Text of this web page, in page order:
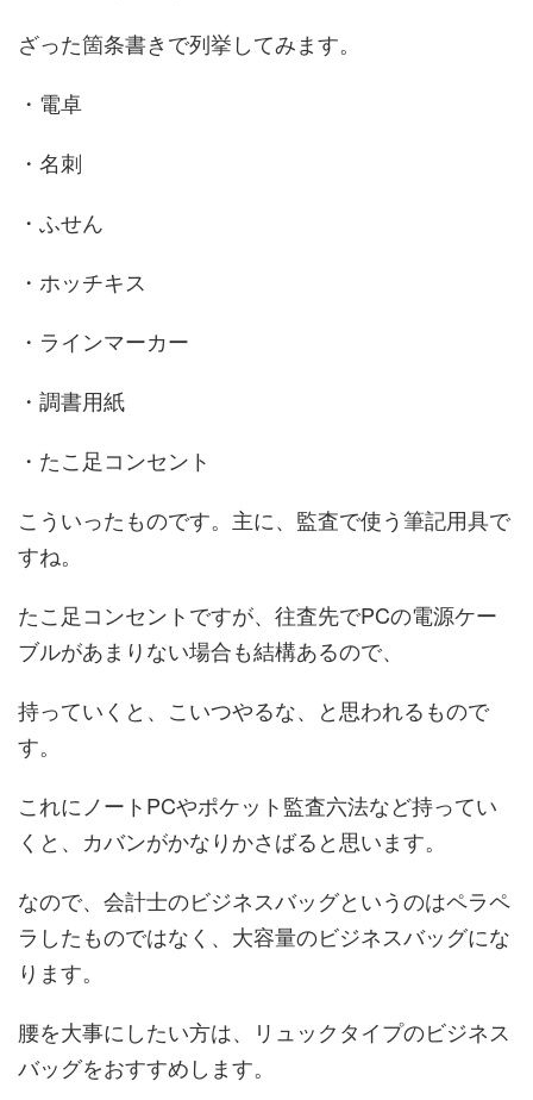
ざった箇条書きで列挙してみます。
・電卓
・名刺
・ふせん
・ホッチキス
・ラインマーカー
・調書用紙
・たこ足コンセント
こういったものです。主に、監査で使う筆記用具で
すね。
たこ足コンセントですが、往査先でPCの電源ケー
ブルがあまりない場合も結構あるので、
持っていくと、こいつやるな、と思われるもので
す。
これにノートPCやポケット監査六法など持ってい
くと、カバンがかなりかさばると思います。
なので、会計士のビジネスバッグというのはペラペ
ラしたものではなく、大容量のビジネスバッグにな
ります。
腰を大事にしたい方は、リュックタイプのビジネス
バッグをおすすめします。